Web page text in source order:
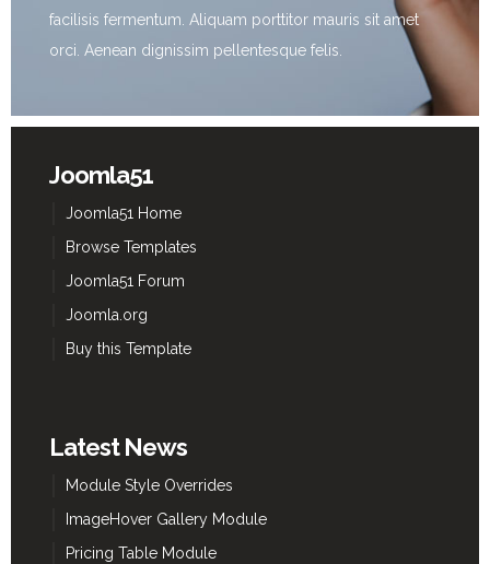
facilisis fermentum. Aliquam porttitor mauris sit amet
orci. Aenean dignissim pellentesque felis.
Joomla51
Joomla51 Home
Browse Templates
Joomla51 Forum
Joomla.org
Buy this Template
Latest News
Module Style Overrides
ImageHover Gallery Module
Pricing Table Module